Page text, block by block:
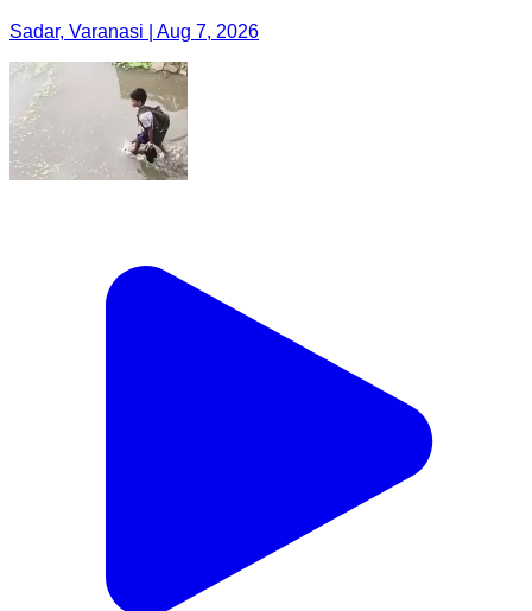
Sadar, Varanasi | Aug 7, 2026